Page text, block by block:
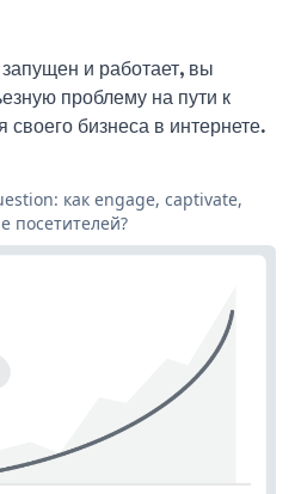
и работает, вы
проблему на пути к
бизнеса в интернете.
как engage, captivate,
посетителей?